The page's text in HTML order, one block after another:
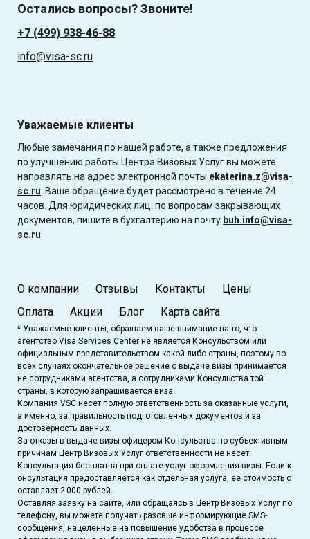
Остались вопросы? Звоните!
+7 (499) 938-46-88
info@visa-sc.ru
Уважаемые клиенты
Любые замечания по нашей работе, а также предложения
по улучшению работы Центра Визовых Услуг вы можете
направлять на адрес электронной почты ekaterina.z@visa-
sc.ru . Ваше обращение будет рассмотрено в течение 24
часов. Для юридических лиц: по вопросам закрывающих
документов, пишите в бухгалтерию на почту buh.info@visa-
sc.ru
О компании Отзывы Контакты
Цены
Оплата
Акции Блог Карта сайта
* Уважаемые клиенты, обращаем ваше внимание на то, что
агентство Visa Services Center не является Консульством или
официальным представительством какой-либо страны, поэтому во
всех случаях окончательное решение о выдаче визы принимается
не сотрудниками агентства, а сотрудниками Консульства той
страны, в которую запрашивается виза.
Компания VSC несет полную ответственность за оказанные услуги,
а именно, за правильность подготовленных документов и за
достоверность данных.
За отказы в выдаче визы офицером Консульства по субъективным
причинам Центр Визовых Услуг ответственности не несет.
Консультация бесплатна при оплате услуг оформления визы. Если к
онсультация предоставляется как отдельная услуга, её стоимость с
оставляет 2 000 рублей.
Оставляя заявку на сайте, или обращаясь в Центр Визовых Услуг по
телефону, вы можете получать разовые информирующие SMS-
сообщения, нацеленные на повышение удобства в процессе